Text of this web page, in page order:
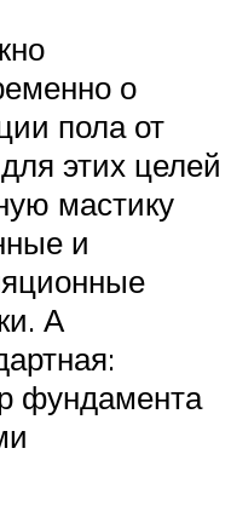
о
пола от
этих целей
мастику
и
А
фундамента